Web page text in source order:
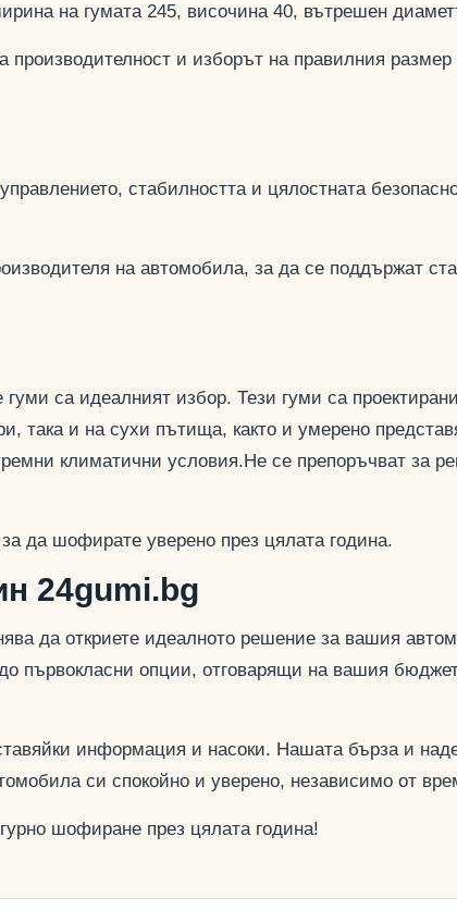
на гумата 245, височина 40, вътрешен
производителност и изборът на правилния
стабилността и цялостната
на автомобила, за да се поддържат
са идеалният избор. Тези гуми са
така и на сухи пътища, както и умерено
климатични условия.Не се препоръчват за
да шофирате уверено през цялата година.
24gumi.bg
да откриете идеалното решение за вашия
първокласни опции, отговарящи на вашия
информация и насоки. Нашата бърза и
си спокойно и уверено, независимо от
шофиране през цялата година!